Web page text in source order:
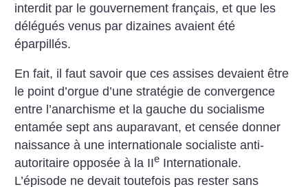
interdit par le gouvernement français, et que les
délégués venus par dizaines avaient été
éparpillés.
En fait, il faut savoir que ces assises devaient être
le point d’orgue d’une stratégie de convergence
entre l’anarchisme et la gauche du socialisme
entamée sept ans auparavant, et censée donner
naissance à une internationale socialiste anti-
autoritaire opposée à la IIe Internationale.
L’épisode ne devait toutefois pas rester sans